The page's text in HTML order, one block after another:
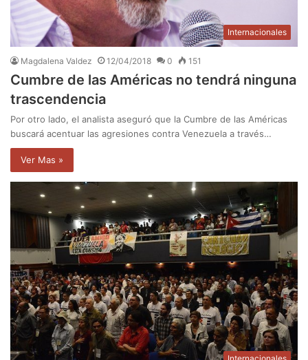
Internacionales
Magdalena Valdez 12/04/2018 0 151
Cumbre de las Américas no tendrá ninguna
trascendencia
Por otro lado, el analista aseguró que la Cumbre de las Américas
buscará acentuar las agresiones contra Venezuela a través…
Ver Mas »